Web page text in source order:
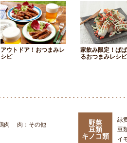
アウトドア！おつまみレ
シピ
家飲み限定！ぱ
るおつまみレシピ
肉
肉：その他
野菜
豆類
キノコ類
緑
豆
イ